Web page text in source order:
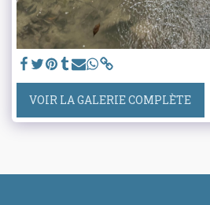
VOIR LA GALERIE COMPLÈTE